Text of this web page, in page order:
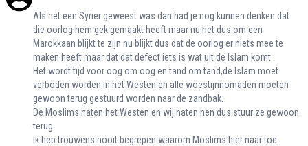
Als het een Syrier geweest was dan had je nog kunnen denken dat
die oorlog hem gek gemaakt heeft maar nu het dus om een
Marokkaan blijkt te zijn nu blijkt dus dat de oorlog er niets mee te
maken heeft maar dat dat defect iets is wat uit de Islam komt.
Het wordt tijd voor oog om oog en tand om tand,de Islam moet
verboden worden in het Westen en alle woestijnnomaden moeten
gewoon terug gestuurd worden naar de zandbak.
De Moslims haten het Westen en wij haten hen dus stuur ze gewoon
terug.
Ik heb trouwens nooit begrepen waarom Moslims hier naar toe